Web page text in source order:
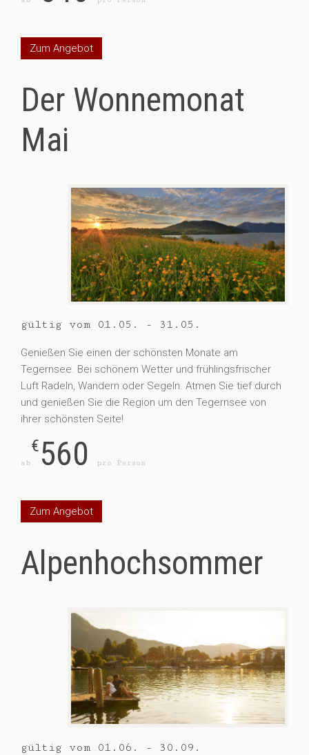
Zum Angebot
Der Wonnemonat
Mai
gültig vom 01.05. - 31.05.
Genießen Sie einen der schönsten Monate am
Tegernsee. Bei schönem Wetter und frühlingsfrischer
Luft Radeln, Wandern oder Segeln. Atmen Sie tief durch
und genießen Sie die Region um den Tegernsee von
ihrer schönsten Seite!
ab
€560 pro Person
Zum Angebot
Alpenhochsommer
gültig vom 01.06. - 30.09.